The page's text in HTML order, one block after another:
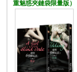
重魅惑夾鏈袋限量版）